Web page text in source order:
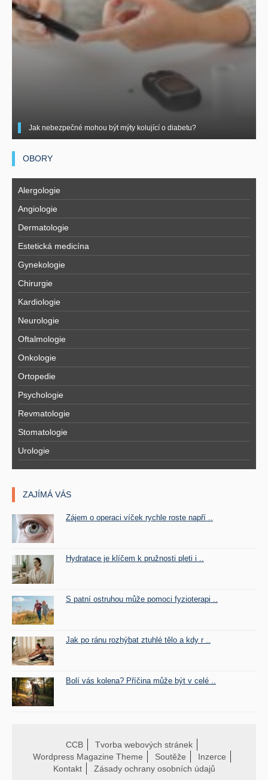
Jak nebezpečné mohou být mýty kolující o diabetu?
OBORY
Alergologie
Angiologie
Dermatologie
Estetická medicína
Gynekologie
Chirurgie
Kardiologie
Neurologie
Oftalmologie
Onkologie
Ortopedie
Psychologie
Revmatologie
Stomatologie
Urologie
ZAJÍMÁ VÁS
Zájem o operaci víček rychle roste napří ..
Hydratace je klíčem k pružnosti pleti i ..
S patní ostruhou může pomoci fyzioterapi ..
Jak po ránu rozhýbat ztuhlé tělo a kdy r ..
Bolí vás kolena? Příčina může být v celé ..
CCB
Tvorba webových stránek
Wordpress Magazine Theme
Soutěže
Inzerce
Kontakt
Zásady ochrany osobních údajů